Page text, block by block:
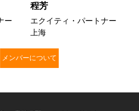
ー
程芳
エクイティ・パートナー
上海
メンバーについて